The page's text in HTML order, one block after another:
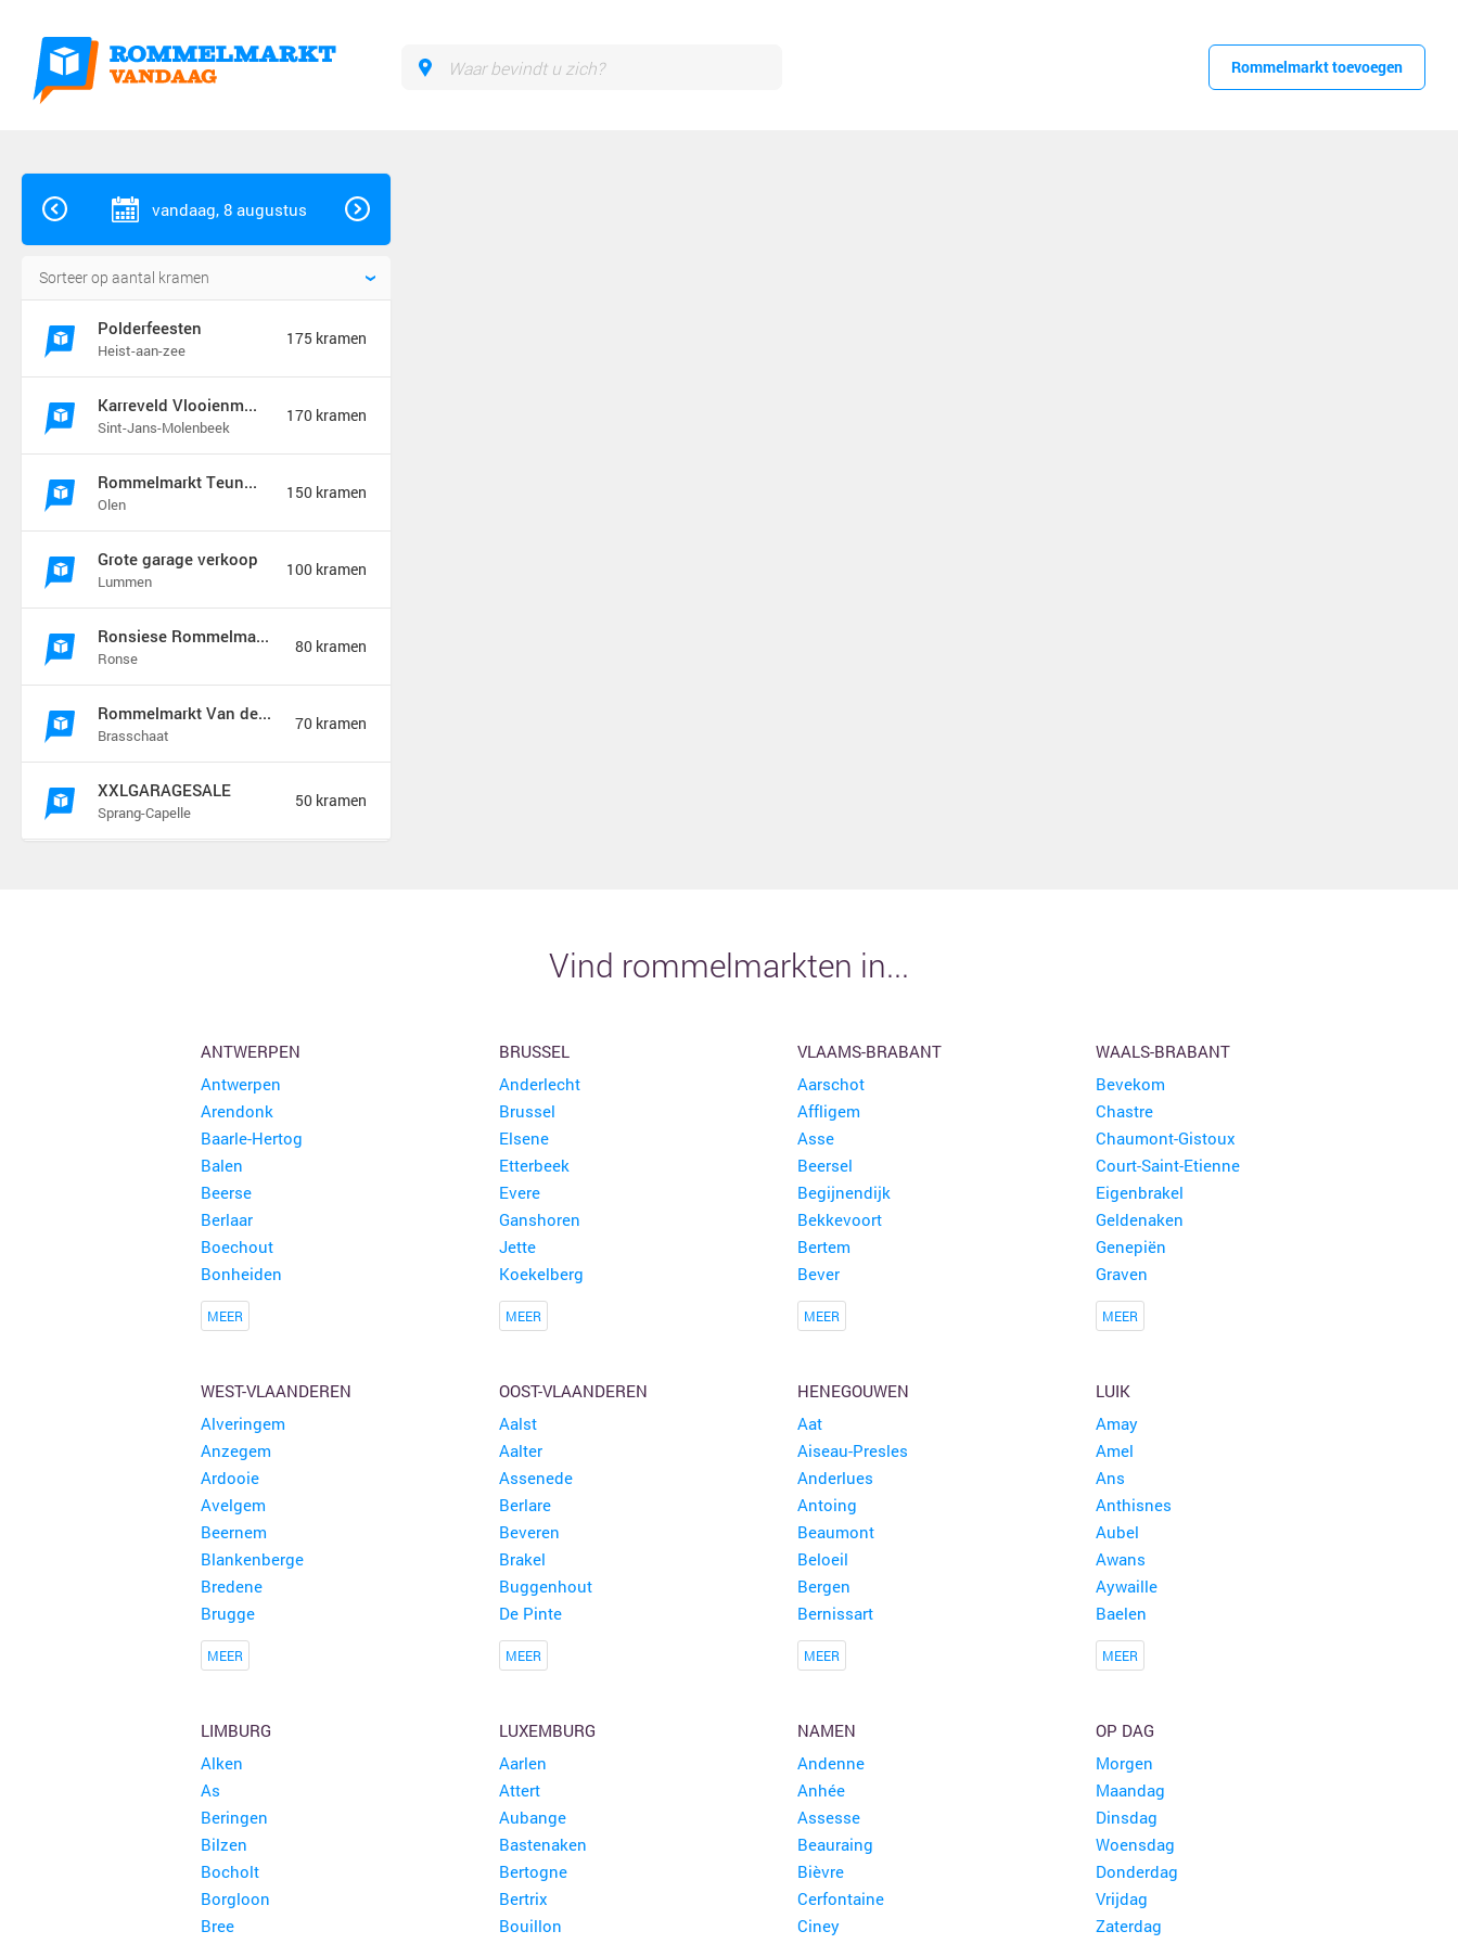
Rommelmarkt toevoegen
vandaag, 8 augustus
Polderfeesten
Heist-aan-zee
175 kramen
Karreveld Vlooienmarkt Festival
Sint-Jans-Molenbeek
170 kramen
Rommelmarkt Teunenberg
Olen
150 kramen
Grote garage verkoop
Lummen
100 kramen
Ronsiese Rommelmarkt
Ronse
80 kramen
Rommelmarkt Van de Wiellei Noord Brasschaat
Brasschaat
70 kramen
XXLGARAGESALE
Sprang-Capelle
50 kramen
Vind rommelmarkten in...
ANTWERPEN
Antwerpen
Arendonk
Baarle-Hertog
Balen
Beerse
Berlaar
Boechout
Bonheiden
MEER
BRUSSEL
Anderlecht
Brussel
Elsene
Etterbeek
Evere
Ganshoren
Jette
Koekelberg
MEER
VLAAMS-BRABANT
Aarschot
Affligem
Asse
Beersel
Begijnendijk
Bekkevoort
Bertem
Bever
MEER
WAALS-BRABANT
Bevekom
Chastre
Chaumont-Gistoux
Court-Saint-Etienne
Eigenbrakel
Geldenaken
Genepiën
Graven
MEER
WEST-VLAANDEREN
Alveringem
Anzegem
Ardooie
Avelgem
Beernem
Blankenberge
Bredene
Brugge
MEER
OOST-VLAANDEREN
Aalst
Aalter
Assenede
Berlare
Beveren
Brakel
Buggenhout
De Pinte
MEER
HENEGOUWEN
Aat
Aiseau-Presles
Anderlues
Antoing
Beaumont
Beloeil
Bergen
Bernissart
MEER
LUIK
Amay
Amel
Ans
Anthisnes
Aubel
Awans
Aywaille
Baelen
MEER
LIMBURG
Alken
As
Beringen
Bilzen
Bocholt
Borgloon
Bree
LUXEMBURG
Aarlen
Attert
Aubange
Bastenaken
Bertogne
Bertrix
Bouillon
NAMEN
Andenne
Anhée
Assesse
Beauraing
Bièvre
Cerfontaine
Ciney
OP DAG
Morgen
Maandag
Dinsdag
Woensdag
Donderdag
Vrijdag
Zaterdag